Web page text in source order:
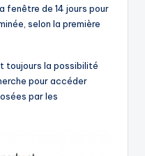
fenêtre de 14 jours pour
selon la première
toujours la possibilité
pour accéder
par les